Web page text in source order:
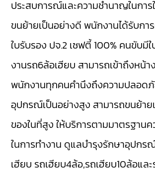
ประสบการณ์และความชำนาญในการ
ขนย้ายเป็นอย่างดี พนักงานได้รับกา
ใบรับรอง ปจ.2 เซฟตี้ 100% คนขับมีใ
งานรถ6ล้อเฮียบ สามารถเข้าถึงหน้า
พนักงานทุกคนคำนึงถึงความปลอดภั
อุปกรณ์เป็นอย่างสูง สามารถขนย้าย
ของในที่สูง ให้บริการตามมาตรฐาน
ในการทำงาน ดูแลบำรุงรักษาอุปกร
เฮียบ รถเฮียบ4ล้อ,รถเฮียบ10ล้อแล